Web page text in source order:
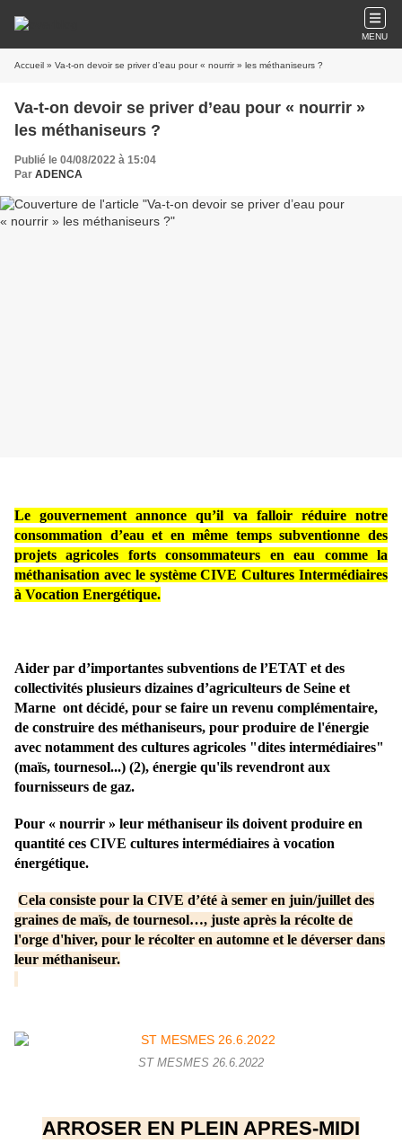
MENU
Accueil » Va-t-on devoir se priver d’eau pour « nourrir » les méthaniseurs ?
Va-t-on devoir se priver d’eau pour « nourrir »
les méthaniseurs ?
Publié le 04/08/2022 à 15:04
Par ADENCA
Le gouvernement annonce qu’il va falloir réduire notre
consommation d’eau et en même temps subventionne des
projets agricoles forts consommateurs en eau comme la
méthanisation avec le système CIVE Cultures Intermédiaires
à Vocation Energétique.
Aider par d’importantes subventions de l’ETAT et des
collectivités plusieurs dizaines d’agriculteurs de Seine et
Marne ont décidé, pour se faire un revenu complémentaire,
de construire des méthaniseurs, pour produire de l'énergie
avec notamment des cultures agricoles "dites intermédiaires"
(maïs, tournesol...) (2), énergie qu'ils revendront aux
fournisseurs de gaz.
Pour « nourrir » leur méthaniseur ils doivent produire en
quantité ces CIVE cultures intermédiaires à vocation
énergétique.
Cela consiste pour la CIVE d’été à semer en juin/juillet des
graines de maïs, de tournesol…, juste après la récolte de
l'orge d'hiver, pour le récolter en automne et le déverser dans
leur méthaniseur.
ST MESMES 26.6.2022
ARROSER EN PLEIN APRES-MIDI